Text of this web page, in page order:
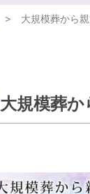
大規模葬から
大規模葬